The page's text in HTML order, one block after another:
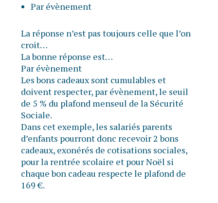
Par évènement
La réponse n’est pas toujours celle que l’on
croit…
La bonne réponse est…
Par évènement
Les bons cadeaux sont cumulables et
doivent respecter, par évènement, le seuil
de 5 % du plafond menseul de la Sécurité
Sociale.
Dans cet exemple, les salariés parents
d’enfants pourront donc recevoir 2 bons
cadeaux, exonérés de cotisations sociales,
pour la rentrée scolaire et pour Noël si
chaque bon cadeau respecte le plafond de
169 €.